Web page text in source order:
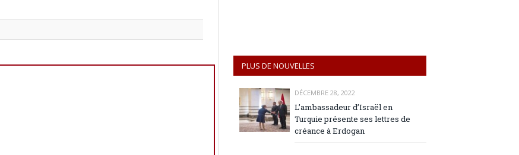
PLUS DE NOUVELLES
DÉCEMBRE 28, 2022
L’ambassadeur d’Israël en
Turquie présente ses lettres de
créance à Erdogan